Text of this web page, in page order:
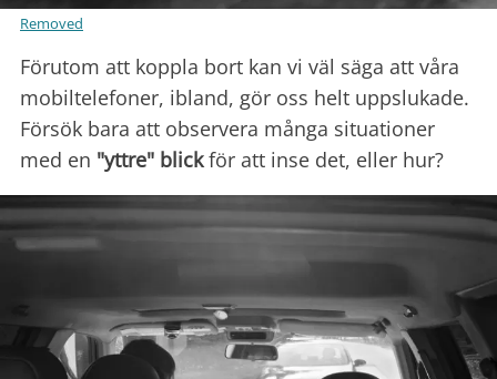
Removed
Förutom att koppla bort kan vi väl säga att våra
mobiltelefoner, ibland, gör oss helt uppslukade.
Försök bara att observera många situationer
med en "yttre" blickför att inse det, eller hur?